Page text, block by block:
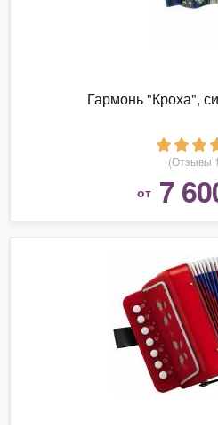
Гармонь "Кроха",
(Отзывы
от 7